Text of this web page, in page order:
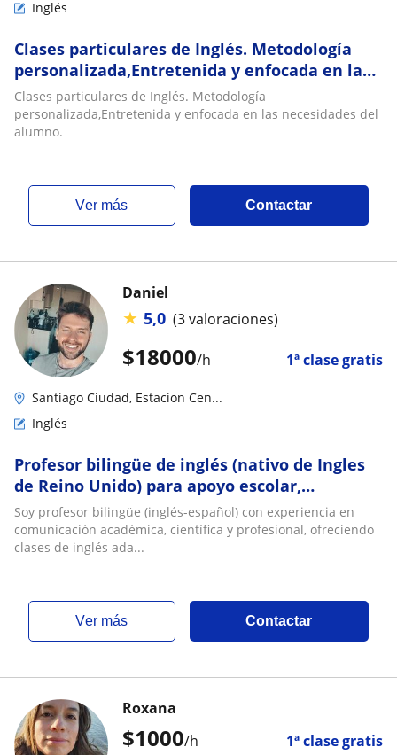
Inglés
Clases particulares de Inglés. Metodología
personalizada,Entretenida y enfocada en las
necesidades del alumno
Clases particulares de Inglés. Metodología
personalizada,Entretenida y enfocada en las necesidades del
alumno.
ver más Contactar
$18000/h 1ª clase gratis
Daniel
★ 5,0 (3 valoraciones)
Santiago Ciudad, Estacion Cen...
Inglés
Profesor bilingüe de inglés (nativo de Ingles
de Reino Unido) para apoyo escolar,
universitario y profesional
Soy profesor bilingüe (inglés-español) con experiencia en
comunicación académica, científica y profesional, ofreciendo
clases de inglés ada...
ver más Contactar
$1000/h 1ª clase gratis
Roxana